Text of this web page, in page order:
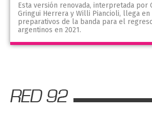
Esta versión renovada, interpretada por
Gringui Herrera y Willi Piancioli, llega
preparativos de la banda para el
argentinos en 2021.